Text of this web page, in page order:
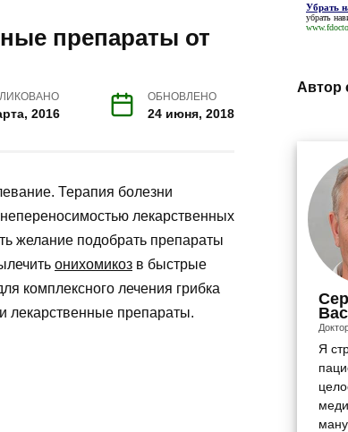
препараты от
2016
ОБНОВЛЕНО
24 июня, 2018
Терапия болезни
лекарственных
желание подобрать препараты
онихомикоз в быстрые
комплексного лечения грибка
и лекарственные препараты.
Убрать
убрать
Автор
Я